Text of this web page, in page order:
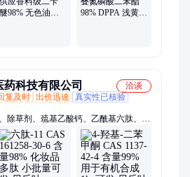
醚98% 无色油状
98% DPPA 浅黄色
科技有限公司
洽谈
复及时 出价迅速
真实性已核验
除草剂、巯基乙酸钙、乙酰基六肽、二
酸、芥花籽油、全氟萘烷、桂花精油、
色液体、香精香料、农药中间体、淡黄
药中间体、表面活性剂、香料化合物、
酸钠、精胺四盐酸盐、苯乙烯化苯酚、